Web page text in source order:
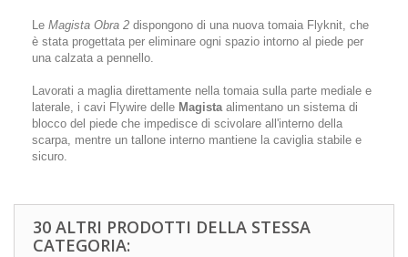
Le Magista Obra 2 dispongono di una nuova tomaia Flyknit, che
è stata progettata per eliminare ogni spazio intorno al piede per
una calzata a pennello.
Lavorati a maglia direttamente nella tomaia sulla parte mediale e
laterale, i cavi Flywire delle Magistaalimentano un sistema di
blocco del piede che impedisce di scivolare all'interno della
scarpa, mentre un tallone interno mantiene la caviglia stabile e
sicuro.
30 ALTRI PRODOTTI DELLA STESSA
CATEGORIA: